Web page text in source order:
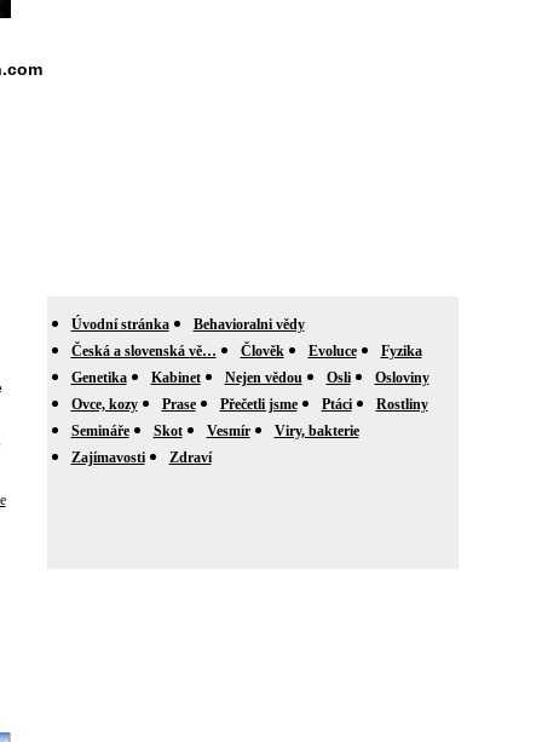
Úvodní stránka
Behavioralni vědy
Česká a slovenská vě…
Člověk Evoluce
Fyzika
Genetika
Kabinet Nejen vědou Osli
Osloviny
Ovce, kozy
Prase Přečetli jsme Ptáci
Rostliny
Semináře
Skot Vesmír
Viry, bakterie
Zajímavosti
Zdraví